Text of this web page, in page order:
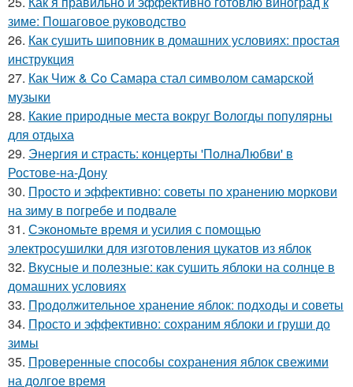
зиме: Пошаговое руководство
26. Как сушить шиповник в домашних условиях: простая
инструкция
27. Как Чиж & Co Самара стал символом самарской
музыки
28. Какие природные места вокруг Вологды популярны
для отдыха
29. Энергия и страсть: концерты 'ПолнаЛюбви' в
Ростове-на-Дону
30. Просто и эффективно: советы по хранению моркови
на зиму в погребе и подвале
31. Сэкономьте время и усилия с помощью
электросушилки для изготовления цукатов из яблок
32. Вкусные и полезные: как сушить яблоки на солнце в
домашних условиях
33. Продолжительное хранение яблок: подходы и советы
34. Просто и эффективно: сохраним яблоки и груши до
зимы
35. Проверенные способы сохранения яблок свежими
на долгое время